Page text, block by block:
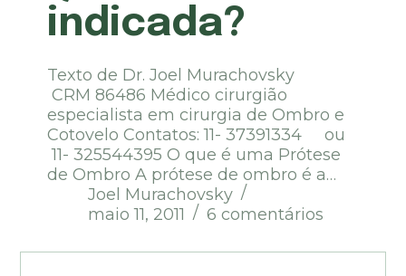
indicada?
Texto de Dr. Joel Murachovsky
CRM 86486 Médico cirurgião
especialista em cirurgia de Ombro e
Cotovelo Contatos: 11- 37391334 ou
11- 325544395 O que é uma Prótese
de Ombro A prótese de ombro é a…
Joel Murachovsky
maio 11, 2011
6 comentários